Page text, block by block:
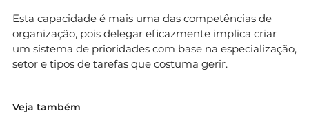
Esta capacidade é mais uma das competências de
organização, pois delegar eficazmente implica criar
um sistema de prioridades com base na especialização,
setor e tipos de tarefas que costuma gerir.
Veja também